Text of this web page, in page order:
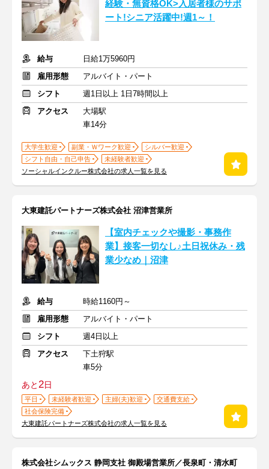
経験・無資格OK>入居者様のサポ
ート!シニア活躍中!週1～！
給与
日給1万5960円
雇用形態
アルバイト・パート
シフト
週1日以上 1日7時間以上
アクセス
大場駅
車14分
大学生歓迎 副業・Ｗワーク歓迎
シルバー歓迎
シフト自由・自己申告
未経験者歓迎
ソーシャルインクルー株式会社の求人一覧を見る
大東建託パートナーズ株式会社 沼津営業所
【室内チェックや撮影・事務作
業】接客一切なし♪土日祝休み・残
業少なめ｜沼津
給与
時給1160円～
雇用形態
アルバイト・パート
シフト
週4日以上
アクセス
下土狩駅
車5分
あと2日
平日 未経験者歓迎 主婦(夫)歓迎
交通費支給
社会保険完備
大東建託パートナーズ株式会社の求人一覧を見る
株式会社シムックス 静岡支社 御殿場営業所／長泉町・清水町